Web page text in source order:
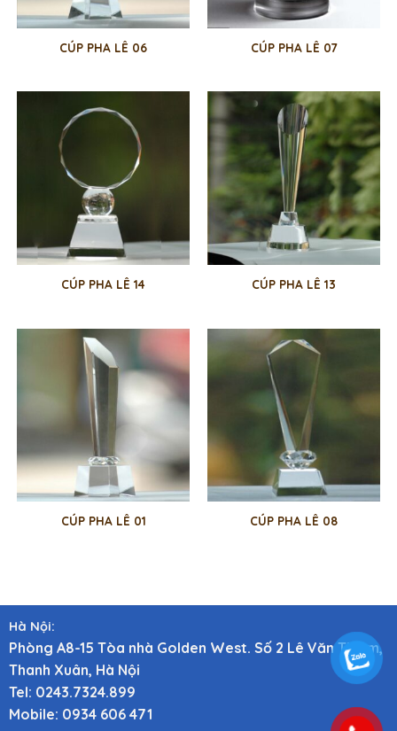
CÚP PHA LÊ 06 CÚP PHA LÊ 07
CÚP PHA LÊ 14 CÚP PHA LÊ 13
CÚP PHA LÊ 01 CÚP PHA LÊ 08
Hà Nội:
Phòng A8-15 Tòa nhà Golden West. Số 2 Lê Văn Thiêm,
Thanh Xuân, Hà Nội
Tel: 0243.7324.899
Mobile: 0934 606 471